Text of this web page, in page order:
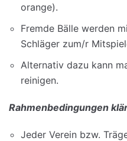
orange).
Fremde Bälle werden
Schläger zum/r
Alternativ dazu kann
reinigen.
Rahmenbedingungen
Jeder Verein bzw.